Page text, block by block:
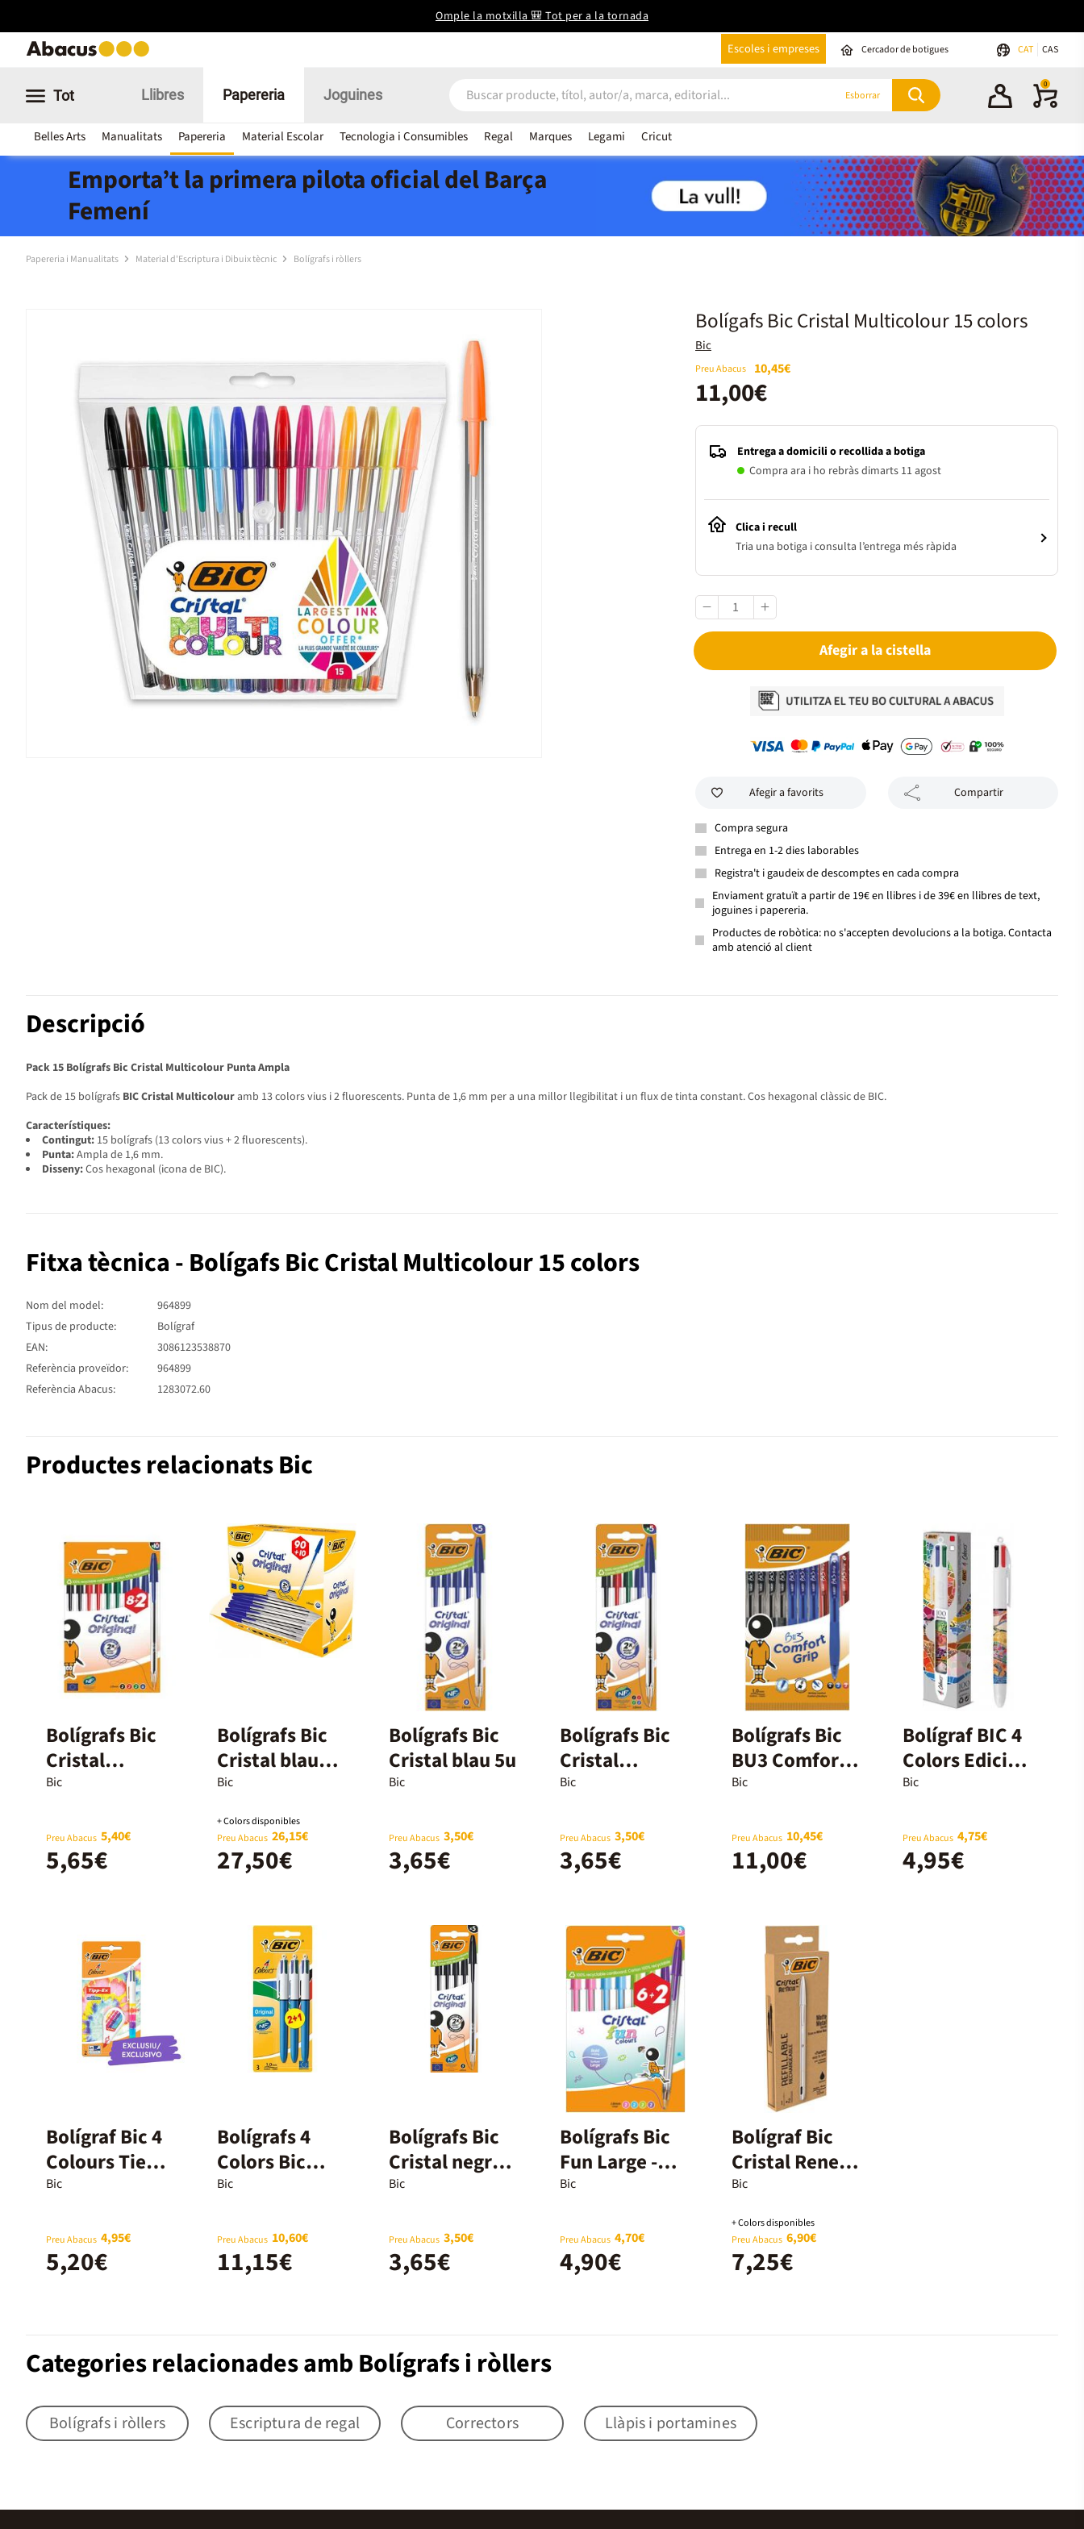
Omple la motxilla 🎒 Tot per a la tornada
Escoles i empreses Cercador de botigues CAT CAS
Tot Llibres Papereria
Belles Arts Manualitats Papereria Material Escolar Tecnologia i Consumibles Regal Marques Legami Cricut
Joguines Esborrar
0
Emporta’t la primera pilota oficial del Barça
Femení
Papereria i Manualitats Material d'Escriptura i Dibuix tècnic Bolígrafs i ròllers
Bolígafs Bic Cristal Multicolour 15 colors
Bic
Preu Abacus 10,45€
11,00€
Entrega a domicili o recollida a botiga
Compra ara i ho rebràs dimarts 11 agost
Clica i recull
Tria una botiga i consulta l’entrega més ràpida
Afegir a la cistella
Afegir a favorits Compartir
Compra segura
Entrega en 1-2 dies laborables
Registra't i gaudeix de descomptes en cada compra
Enviament gratuït a partir de 19€ en llibres i de 39€ en llibres de text,
joguines i papereria.
Productes de robòtica: no s'accepten devolucions a la botiga. Contacta
amb atenció al client
Descripció
Pack 15 Bolígrafs Bic Cristal Multicolour Punta Ampla
Pack de 15 bolígrafs BIC Cristal Multicolouramb 13 colors vius i 2 fluorescents. Punta de 1,6 mm per a una millor llegibilitat i un flux de tinta constant. Cos hexagonal clàssic de BIC.
Característiques:
Contingut: 15 bolígrafs (13 colors vius + 2 fluorescents).
Punta:Ampla de 1,6 mm.
Disseny:Cos hexagonal (icona de BIC).
Fitxa tècnica - Bolígafs Bic Cristal Multicolour 15 colors
Nom del model:
964899
Tipus de producte:
Bolígraf
EAN:
3086123538870
Referència proveïdor:
964899
Referència Abacus:
1283072.60
Productes relacionats Bic
Bolígrafs Bic
Cristal
assortit 8+2u
Bic
Preu Abacus 5,40€
5,65€
Bolígrafs Bic
Cristal blau
90+10u
Bic
+ Colors disponibles
Preu Abacus 26,15€
27,50€
Bolígrafs Bic
Cristal blau 5u
Bic
Preu Abacus 3,50€
3,65€
Bolígrafs Bic
Cristal
assortit 5u
Bic
Preu Abacus 3,50€
3,65€
Bolígrafs Bic
BU3 Comfort
Grip 10u
Bic
Preu Abacus 10,45€
11,00€
Bolígraf BIC 4
Colors Edició
Gaudí
Bic
Preu Abacus 4,75€
4,95€
Bolígraf Bic 4
Colours Tie
Dye + Tipp-ex
Bic
Preu Abacus 4,95€
5,20€
Bolígrafs 4
Colors Bic
2+1u
Bic
Preu Abacus 10,60€
11,15€
Bolígrafs Bic
Cristal negre
5u
Bic
Preu Abacus 3,50€
3,65€
Bolígrafs Bic
Fun Large -
Blister 6+2u
Bic
Preu Abacus 4,70€
4,90€
Bolígraf Bic
Cristal Renew
Metal + 2
recanvis negre
Bic
+ Colors disponibles
Preu Abacus 6,90€
7,25€
Categories relacionades amb Bolígrafs i ròllers
Bolígrafs i ròllers Escriptura de regal Correctors Llàpis i portamines